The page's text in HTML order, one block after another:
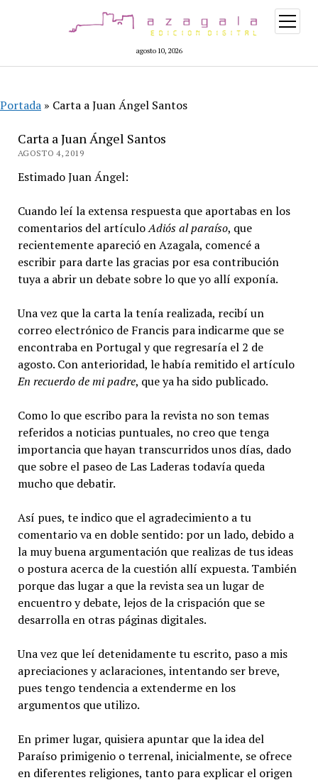
agosto 10, 2026
abrir
menú
Portada » Carta a Juan Ángel Santos
Carta a Juan Ángel Santos
AGOSTO 4, 2019
Estimado Juan Ángel:
Cuando leí la extensa respuesta que aportabas en los
comentarios del artículoAdiós al paraíso, que
recientemente apareció en Azagala, comencé a
escribir para darte las gracias por esa contribución
tuya a abrir un debate sobre lo que yo allí exponía.
Una vez que la carta la tenía realizada, recibí un
correo electrónico de Francis para indicarme que se
encontraba en Portugal y que regresaría el 2 de
agosto. Con anterioridad, le había remitido el artículo
En recuerdo de mi padre, que ya ha sido publicado.
Como lo que escribo para la revista no son temas
referidos a noticias puntuales, no creo que tenga
importancia que hayan transcurridos unos días, dado
que sobre el paseo de Las Laderas todavía queda
mucho que debatir.
Así pues, te indico que el agradecimiento a tu
comentario va en doble sentido: por un lado, debido a
la muy buena argumentación que realizas de tus ideas
o postura acerca de la cuestión allí expuesta. También
porque das lugar a que la revista sea un lugar de
encuentro y debate, lejos de la crispación que se
desarrolla en otras páginas digitales.
Una vez que leí detenidamente tu escrito, paso a mis
apreciaciones y aclaraciones, intentando ser breve,
pues tengo tendencia a extenderme en los
argumentos que utilizo.
En primer lugar, quisiera apuntar que la idea del
Paraíso primigenio o terrenal, inicialmente, se ofrece
en diferentes religiones, tanto para explicar el origen